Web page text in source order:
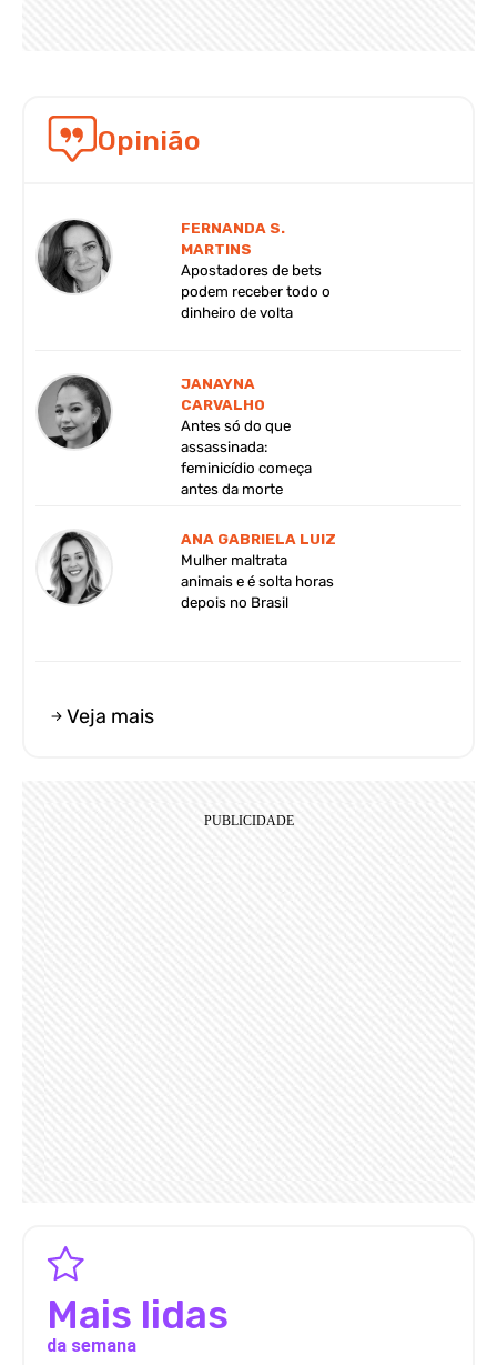
Opinião
FERNANDA S.
MARTINS
Apostadores de bets
podem receber todo o
dinheiro de volta
JANAYNA
CARVALHO
Antes só do que
assassinada:
feminicídio começa
antes da morte
ANA GABRIELA LUIZ
Mulher maltrata
animais e é solta horas
depois no Brasil
Veja mais
Mais lidas
da semana